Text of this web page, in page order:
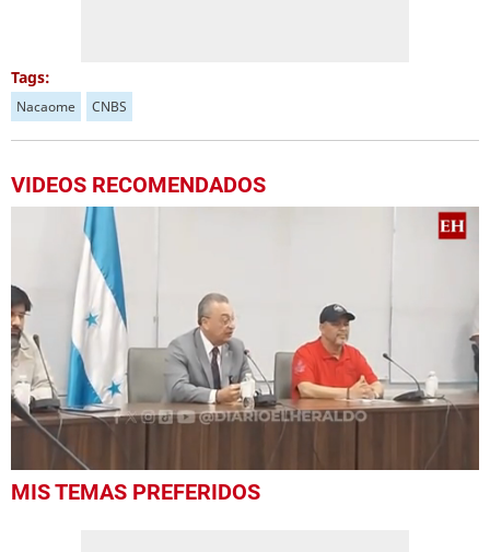
Tags:
Nacaome CNBS
VIDEOS RECOMENDADOS
seconds
MIS TEMAS PREFERIDOS